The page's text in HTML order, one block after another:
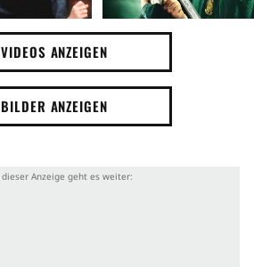
VIDEOS ANZEIGEN
BILDER ANZEIGEN